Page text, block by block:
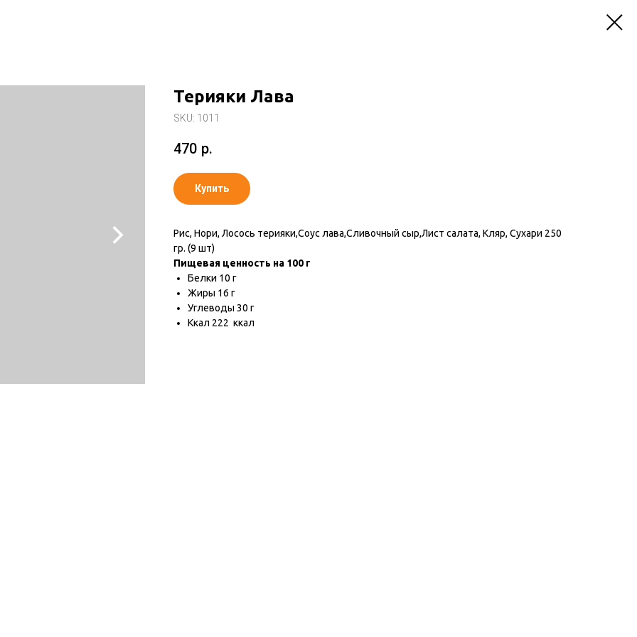
Терияки Лава
SKU: 1011
470 р.
Купить
Рис, Нори, Лосось терияки,Соус лава,Сливочный сыр,Лист салата, Кляр, Сухари 250
гр. (9 шт)
Пищевая ценность на 100 г
Белки 10 г
Жиры 16 г
Углеводы 30 г
Ккал 222 ккал